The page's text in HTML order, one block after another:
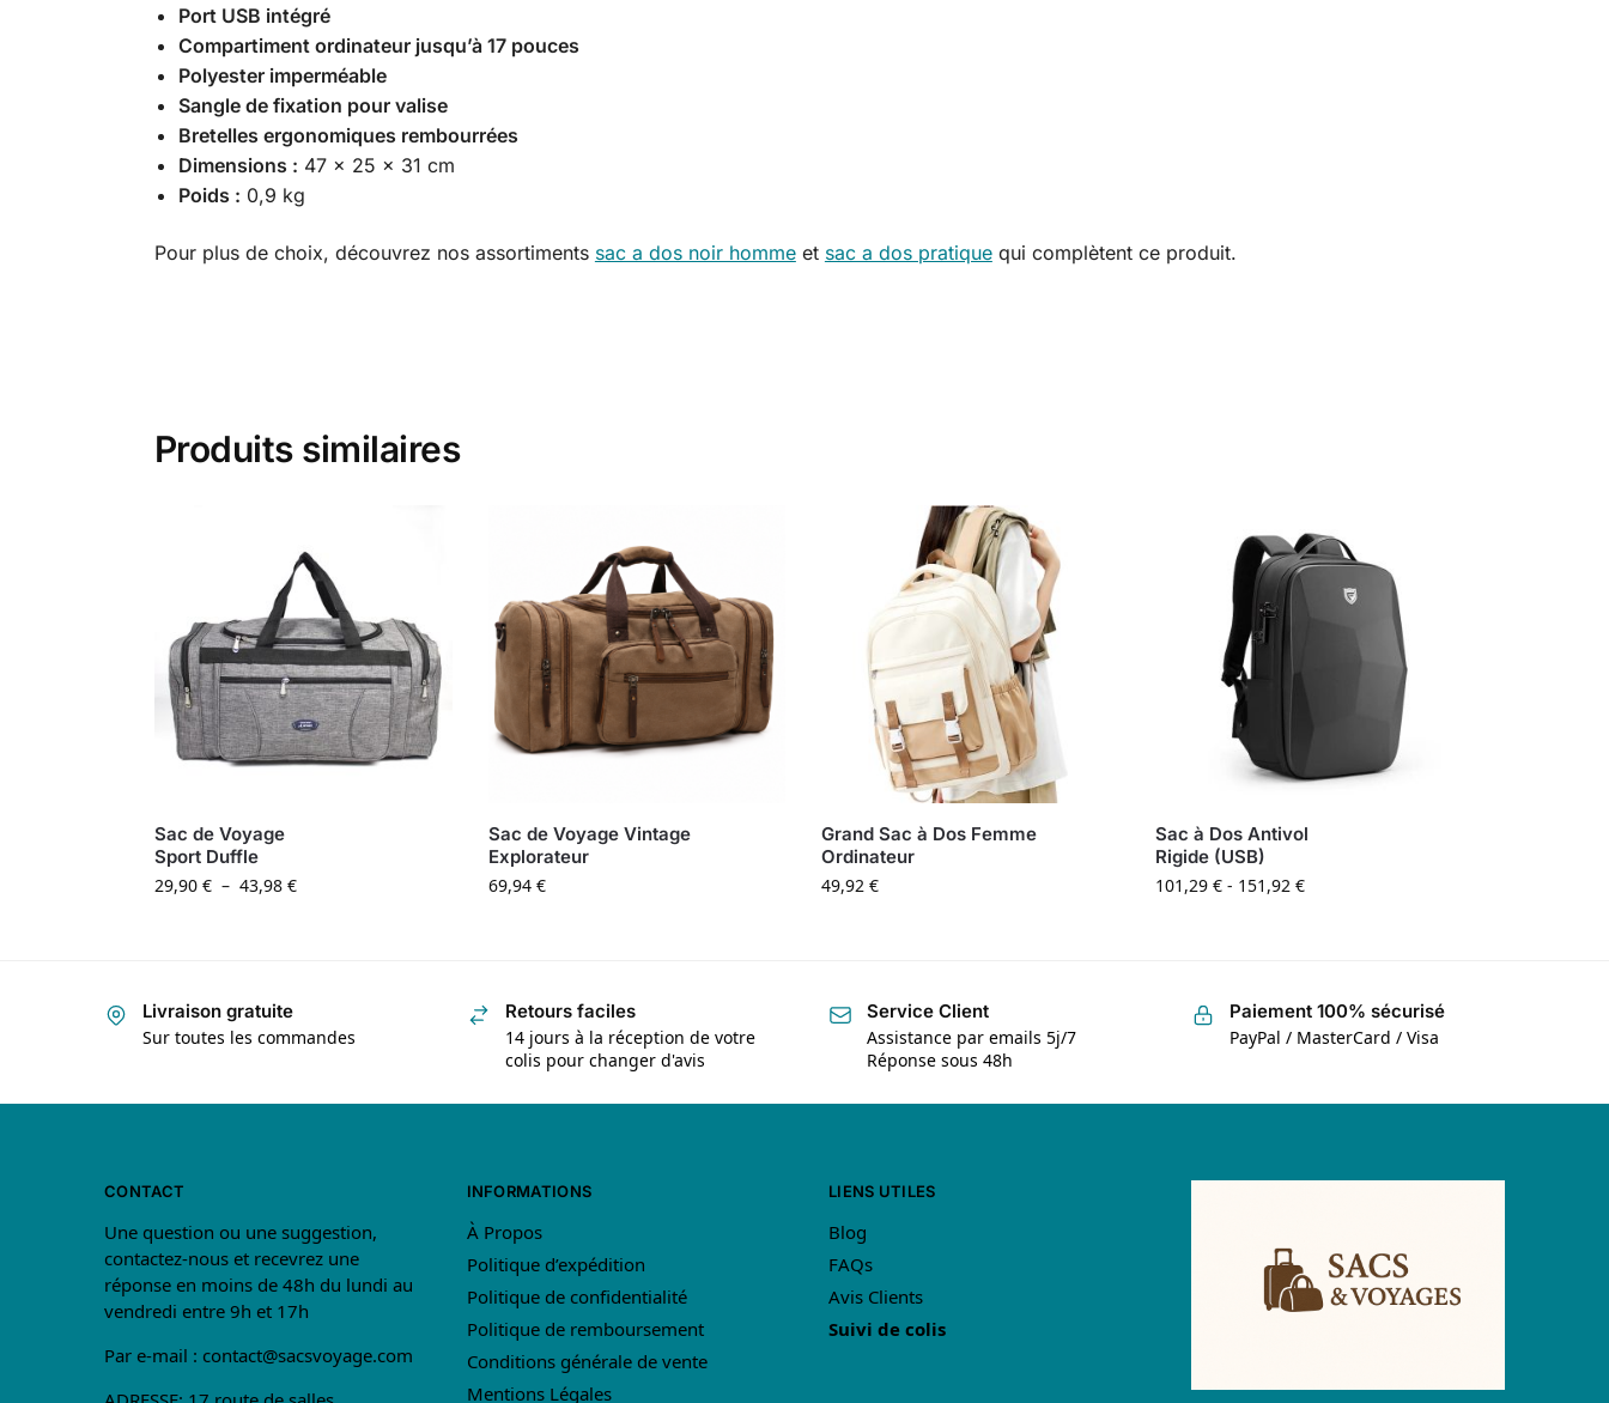
Port USB intégré
Compartiment ordinateur jusqu’à 17 pouces
Polyester imperméable
Sangle de fixation pour valise
Bretelles ergonomiques rembourrées
Dimensions : 47 × 25 × 31 cm
Poids : 0,9 kg
Pour plus de choix, découvrez nos assortiments sac a dos noir hommeet sac a dos pratiquequi complètent ce produit.
Produits similaires
Sac de Voyage
Sport Duffle
29,90 € – 43,98 €
Sac de Voyage Vintage
Explorateur
69,94 €
Grand Sac à Dos Femme
Ordinateur
49,92€
Sac à Dos Antivol
Rigide (USB)
101,29€ - 151,92€
Livraison gratuite
Sur toutes les commandes
Retours faciles
14 jours à la réception de votre
colis pour changer d'avis
Service Client
Assistance par emails 5j/7
Réponse sous 48h
Paiement 100% sécurisé
PayPal / MasterCard / Visa
CONTACT
Une question ou une suggestion,
contactez-nous et recevrez une
réponse en moins de 48h du lundi au
vendredi entre 9h et 17h
Par e-mail : contact@sacsvoyage.com
INFORMATIONS
À Propos
Politique d’expédition
Politique de confidentialité
Politique de remboursement
Conditions générale de vente
Mentions Légales
LIENS UTILES
Blog
FAQs
Avis Clients
Suivi de colis